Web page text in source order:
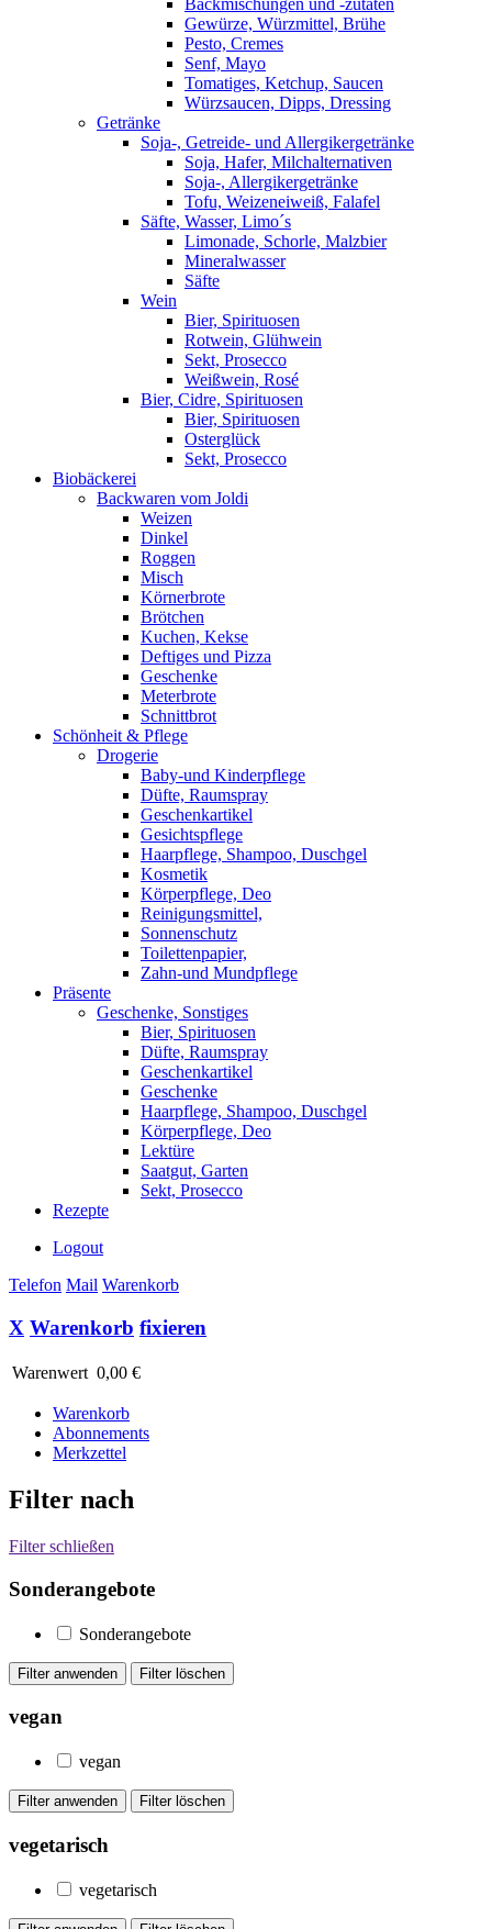
Backmischungen und -zutaten
Gewürze, Würzmittel, Brühe
Pesto, Cremes
Senf, Mayo
Tomatiges, Ketchup, Saucen
Würzsaucen, Dipps, Dressing
Getränke
Soja-, Getreide- und Allergikergetränke
Soja, Hafer, Milchalternativen
Soja-, Allergikergetränke
Tofu, Weizeneiweiß, Falafel
Säfte, Wasser, Limo´s
Limonade, Schorle, Malzbier
Mineralwasser
Säfte
Wein
Bier, Spirituosen
Rotwein, Glühwein
Sekt, Prosecco
Weißwein, Rosé
Bier, Cidre, Spirituosen
Bier, Spirituosen
Osterglück
Sekt, Prosecco
Biobäckerei
Backwaren vom Joldi
Weizen
Dinkel
Roggen
Misch
Körnerbrote
Brötchen
Kuchen, Kekse
Deftiges und Pizza
Geschenke
Meterbrote
Schnittbrot
Schönheit & Pflege
Drogerie
Baby-und Kinderpflege
Düfte, Raumspray
Geschenkartikel
Gesichtspflege
Haarpflege, Shampoo, Duschgel
Kosmetik
Körperpflege, Deo
Reinigungsmittel,
Sonnenschutz
Toilettenpapier,
Zahn-und Mundpflege
Präsente
Geschenke, Sonstiges
Bier, Spirituosen
Düfte, Raumspray
Geschenkartikel
Geschenke
Haarpflege, Shampoo, Duschgel
Körperpflege, Deo
Lektüre
Saatgut, Garten
Sekt, Prosecco
Rezepte
Logout
Telefon Mail Warenkorb
X Warenkorb fixieren
Warenwert 0,00 €
Warenkorb
Abonnements
Merkzettel
Filter nach
Filter schließen
Sonderangebote
Sonderangebote
vegan
vegan
vegetarisch
vegetarisch